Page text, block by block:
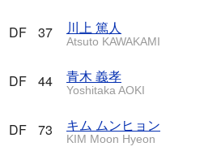
DF 37 川上 篤人
Atsuto KAWAKAMI
DF 44 青木 義孝
Yoshitaka AOKI
DF 73 キム ムンヒョン
KIM Moon Hyeon